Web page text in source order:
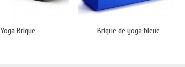
Yoga Brique Brique de yoga bleue